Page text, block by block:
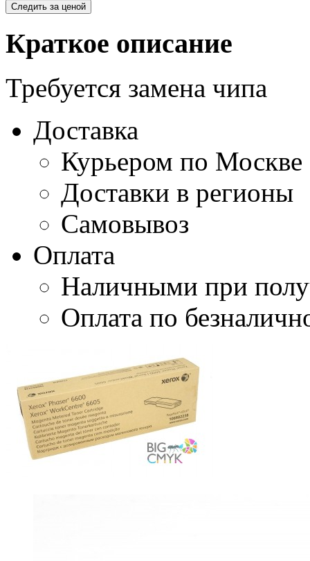
Следить за ценой
Краткое описание
Требуется замена чипа
Доставка
Курьером по Москве
Доставки в регионы
Самовывоз
Оплата
Наличными при
Оплата по